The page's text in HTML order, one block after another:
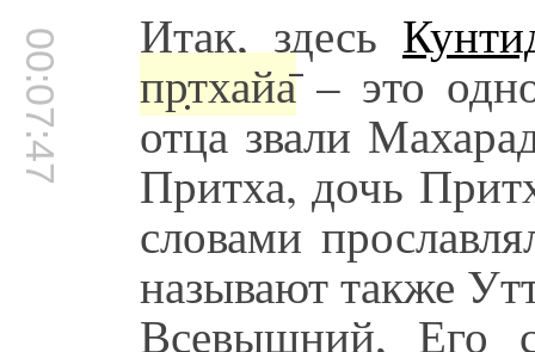
00:07:47 Итак, здесь
пр̣тхайа̄– это
отца звали
Притха, дочь
словами
называют также
Всевышний, Его